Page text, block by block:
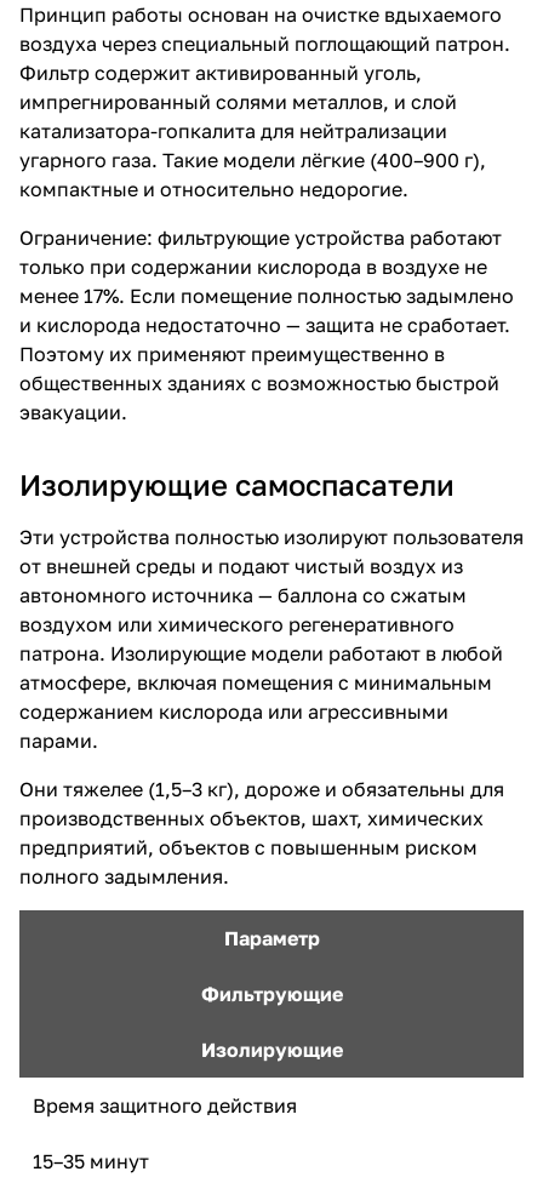
Принцип работы основан на очистке вдыхаемого
воздуха через специальный поглощающий патрон.
Фильтр содержит активированный уголь,
импрегнированный солями металлов, и слой
катализатора-гопкалита для нейтрализации
угарного газа. Такие модели лёгкие (400–900 г),
компактные и относительно недорогие.
Ограничение: фильтрующие устройства работают
только при содержании кислорода в воздухе не
менее 17%. Если помещение полностью задымлено
и кислорода недостаточно — защита не сработает.
Поэтому их применяют преимущественно в
общественных зданиях с возможностью быстрой
эвакуации.
Изолирующие самоспасатели
Эти устройства полностью изолируют пользователя
от внешней среды и подают чистый воздух из
автономного источника — баллона со сжатым
воздухом или химического регенеративного
патрона. Изолирующие модели работают в любой
атмосфере, включая помещения с минимальным
содержанием кислорода или агрессивными
парами.
Они тяжелее (1,5–3 кг), дороже и обязательны для
производственных объектов, шахт, химических
предприятий, объектов с повышенным риском
полного задымления.
Параметр
Фильтрующие
Изолирующие
Время защитного действия
15–35 минут